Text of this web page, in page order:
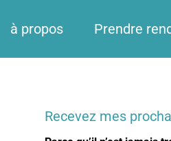
à propos Prendre
Recevez mes